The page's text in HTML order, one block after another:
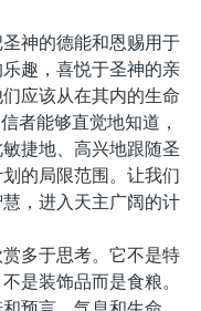
神的德能和恩赐用于
趣，喜悦于圣神的亲
应该从在其内的生命
者能够直觉地知道，
捷地、高兴地跟随圣
的局限范围。让我们
，进入天主广阔的计
多于思考。它不是特
是装饰品而是食粮。